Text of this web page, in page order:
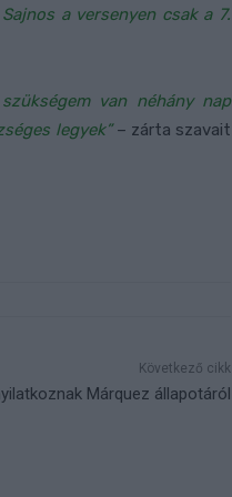
a versenyen csak a 7.
van néhány nap
legyek”– zárta szavait
Következő cikk
Márquez állapotáról